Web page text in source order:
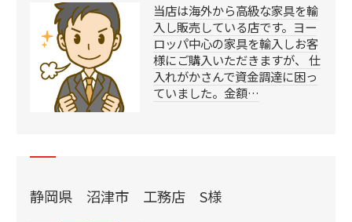
当店は海外から高級な家具を輸
入し販売している店です。ヨー
ロッパ中心の家具を輸入しお客
様にご購入いただきますが、 仕
入れがかさんで資金調達に困っ
ていました。金額…
静岡県 沼津市 工務店 S様